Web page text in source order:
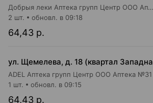
Добрыя леки Аптека групп Центр ООО Аптека №95
64,43 р.
2 шт. обновл. в 09:18
ADEL Аптека групп Центр ООО Аптека №31
64,43 р.
1 шт. обновл. в 09:15